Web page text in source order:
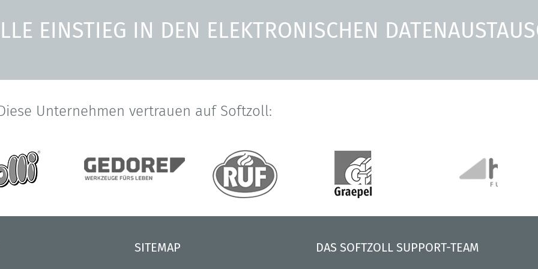
EINSTIEG IN DEN ELEKTRONISCHEN
Unternehmen vertrauen auf Softzoll:
SITEMAP DAS SOFTZOLL SUPPORT-TEAM